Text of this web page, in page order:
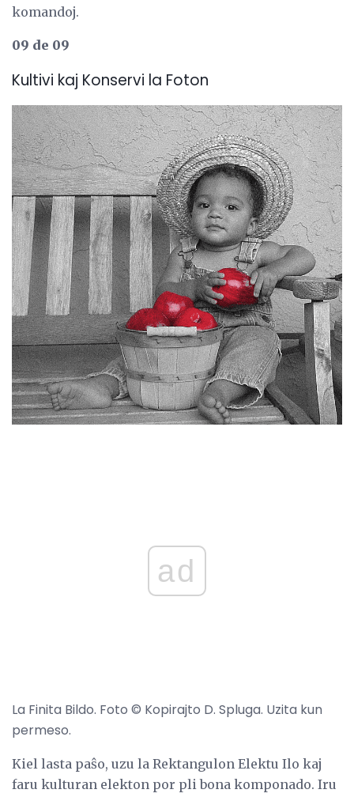
komandoj.
09 de 09
Kultivi kaj Konservi la Foton
ad
La Finita Bildo. Foto © Kopirajto D. Spluga. Uzita kun
permeso.
Kiel lasta paŝo, uzu la Rektangulon Elektu Ilo kaj
faru kulturan elekton por pli bona komponado. Iru